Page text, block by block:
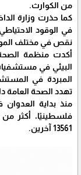
من الكوارث.
كما حذرت وزارة
في الوقود
نقص في مختلف
أكدت منظمة
البيئي في
المبردة في
تهدد الصحة العامة
فلسطينيًا، أكثر
13561 آخرين.